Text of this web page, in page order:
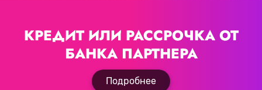
КРЕДИТ ИЛИ РАССРОЧКА ОТ
БАНКА ПАРТНЕРА
Подробнее